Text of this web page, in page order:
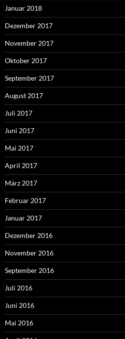
Januar 2018
Dezember 2017
November 2017
Oktober 2017
September 2017
August 2017
Juli 2017
Juni 2017
Mai 2017
April 2017
März 2017
Februar 2017
Januar 2017
Dezember 2016
November 2016
September 2016
Juli 2016
Juni 2016
Mai 2016